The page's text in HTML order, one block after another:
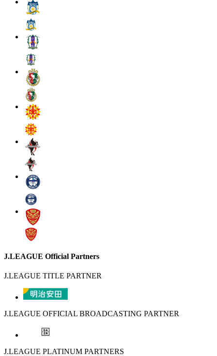
J.LEAGUE Official Partners
J.LEAGUE TITLE PARTNER
J.LEAGUE OFFICIAL BROADCASTING PARTNER
J.LEAGUE PLATINUM PARTNERS